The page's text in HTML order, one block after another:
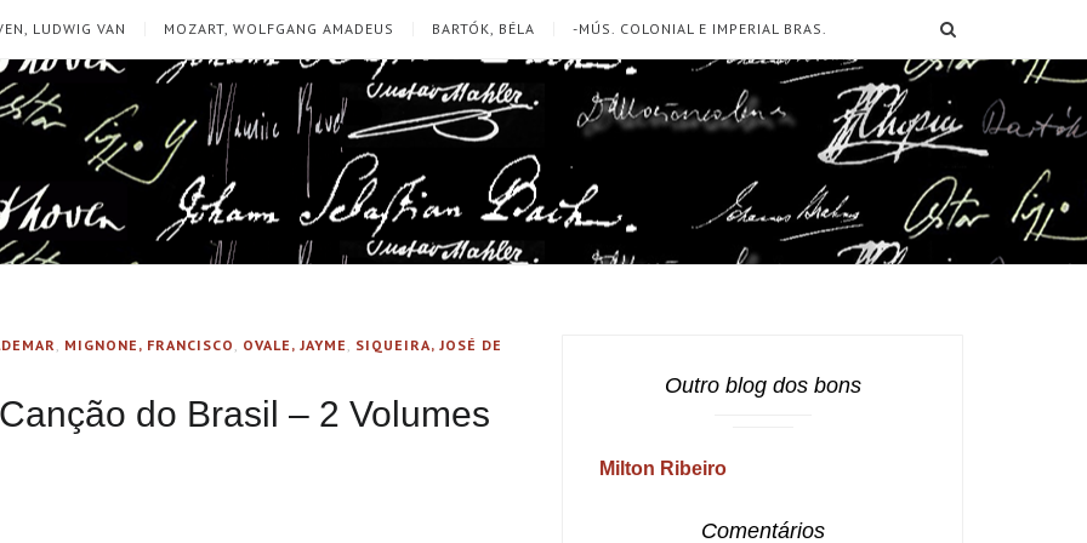
LUDWIG VAN MOZART, WOLFGANG AMADEUS BARTÓK, BÉLA -MÚS. COLONIAL E IMPERIAL BRAS.
, MIGNONE, FRANCISCO , OVALE, JAYME , SIQUEIRA, JOSÉ DE
do Brasil – 2 Volumes
Outro blog dos bons
Milton Ribeiro
Comentários